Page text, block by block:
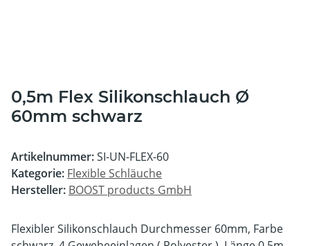
0,5m Flex Silikonschlauch Ø
60mm schwarz
Artikelnummer:SI-UN-FLEX-60
Kategorie: Flexible Schläuche
Hersteller: BOOST products GmbH
Flexibler Silikonschlauch Durchmesser 60mm, Farbe